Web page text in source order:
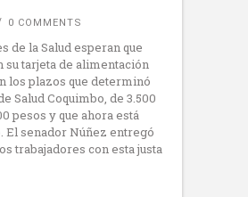
0 COMMENTS
de la Salud esperan que
su tarjeta de alimentación
los plazos que determinó
Salud Coquimbo, de 3.500
pesos y que ahora está
El senador Núñez entregó
trabajadores con esta justa